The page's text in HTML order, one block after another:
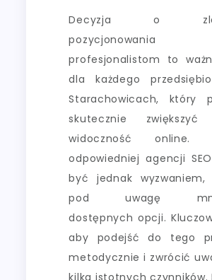
Decyzja o
pozycjonowania
profesjonalistom to
dla każdego
Starachowicach, który
skutecznie zwiększyć
widoczność online.
odpowiedniej agencji
być jednak wyzwaniem,
pod uwagę
dostępnych opcji.
aby podejść do tego
metodycznie i zwrócić
kilka istotnych czynników.